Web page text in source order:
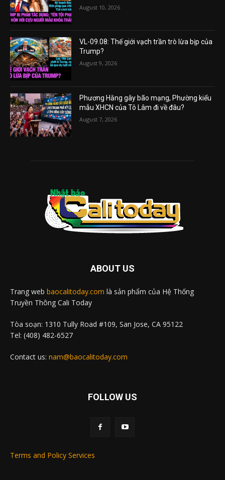
August 10, 2026
VL-09.08: Thế giới vạch trần trò lừa bịp của
Trump?
August 9, 2026
Phương Hằng gây bão mạng, Phường kiểu
mẫu XHCN của Tô Lâm đi về đâu?
August 7, 2026
ABOUT US
Trang web baocalitoday.com là sản phẩm của Hệ Thống
Truyền Thông Cali Today
Tòa soạn: 1310 Tully Road #109, San Jose, CA 95122
Tel: (408) 482-6527
Contact us: nam@baocalitoday.com
FOLLOW US
Terms and Policy Services